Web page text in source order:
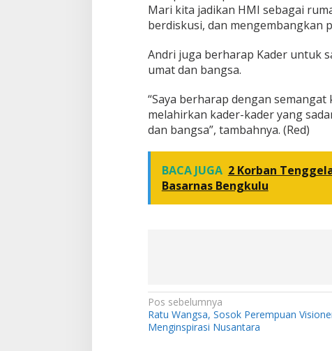
Mari kita jadikan HMI sebagai
berdiskusi, dan mengembangkan
Andri juga berharap Kader untuk
umat dan bangsa.
“Saya berharap dengan
melahirkan kader-kader yang
dan bangsa”, tambahnya. (Red)
BACA JUGA 2 Korban
Basarnas Bengkulu
N
a
Pos sebelumnya
Ratu Wangsa, Sosok Perempuan
Menginspirasi Nusantara